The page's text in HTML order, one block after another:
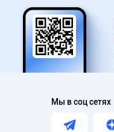
Мы в соц сетях